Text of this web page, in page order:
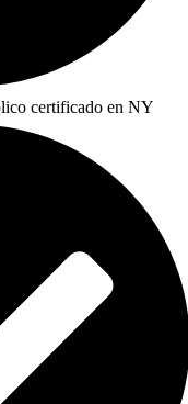
certificado en NY